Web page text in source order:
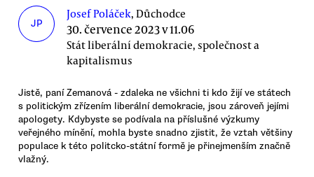
JP
Josef Poláček, Důchodce
30. července 2023 v 11.06
Stát liberální demokracie, společnost a
kapitalismus
Jistě, paní Zemanová - zdaleka ne všichni ti kdo žijí ve státech
s politickým zřízením liberální demokracie, jsou zároveň jejími
apologety. Kdybyste se podívala na příslušné výzkumy
veřejného mínění, mohla byste snadno zjistit, že vztah většiny
populace k této politcko-státní formě je přinejmenším značně
vlažný.